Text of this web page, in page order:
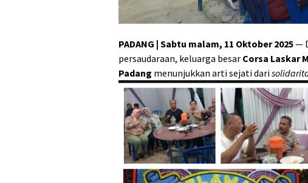
PADANG | Sabtu malam, 11 Oktober 2025—
persaudaraan, keluarga besar Corsa Laskar
Padang menunjukkan arti sejati dari